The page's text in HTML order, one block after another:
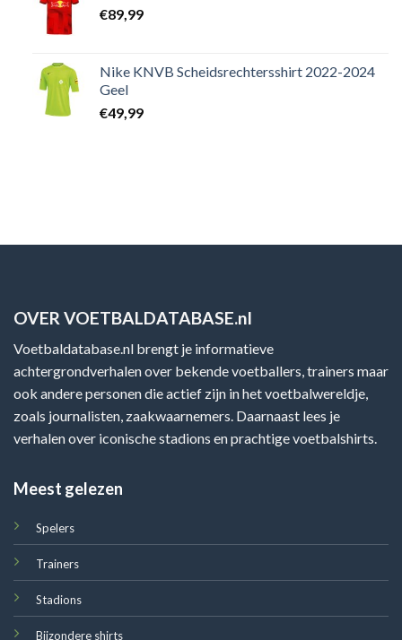
€89,99
Nike KNVB Scheidsrechtersshirt 2022-2024
Geel
€49,99
OVER VOETBALDATABASE.nl
Voetbaldatabase.nl brengt je informatieve
achtergrondverhalen over bekende voetballers, trainers maar
ook andere personen die actief zijn in het voetbalwereldje,
zoals journalisten, zaakwaarnemers. Daarnaast lees je
verhalen over iconische stadions en prachtige voetbalshirts.
Meest gelezen
Spelers
Trainers
Stadions
Bijzondere shirts